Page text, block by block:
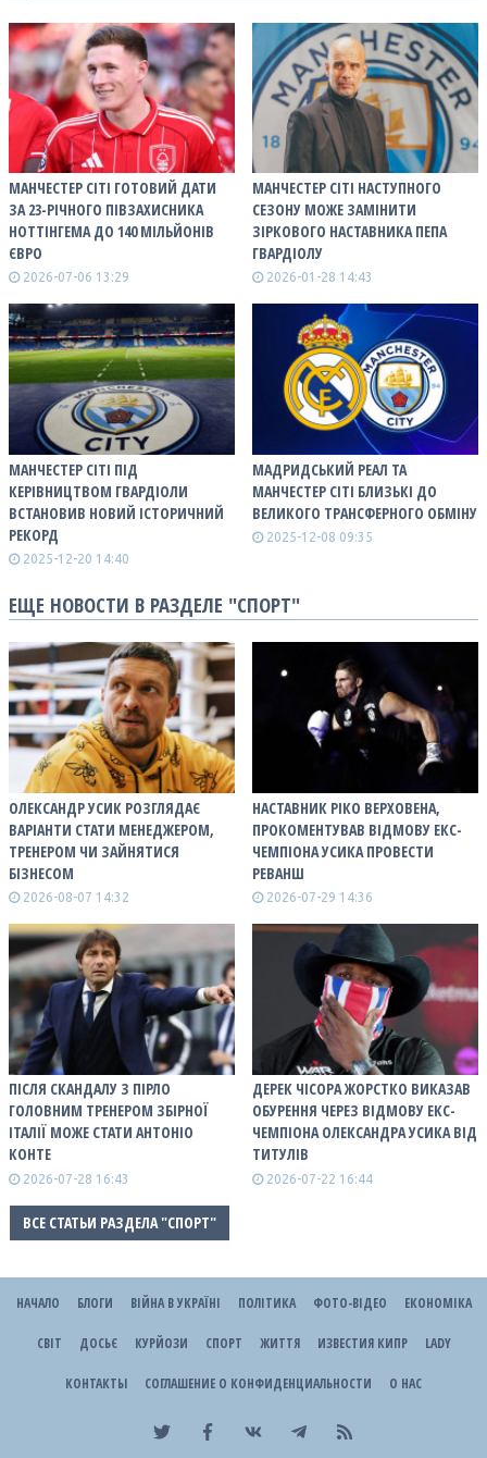
МАНЧЕСТЕР СІТІ ГОТОВИЙ ДАТИ
ЗА 23-РІЧНОГО ПІВЗАХИСНИКА
НОТТІНГЕМА ДО 140 МІЛЬЙОНІВ
ЄВРО
2026-07-06 13:29
МАНЧЕСТЕР СІТІ НАСТУПНОГО
СЕЗОНУ МОЖЕ ЗАМІНИТИ
ЗІРКОВОГО НАСТАВНИКА ПЕПА
ГВАРДІОЛУ
2026-01-28 14:43
МАНЧЕСТЕР СІТІ ПІД
КЕРІВНИЦТВОМ ГВАРДІОЛИ
ВСТАНОВИВ НОВИЙ ІСТОРИЧНИЙ
РЕКОРД
2025-12-20 14:40
МАДРИДСЬКИЙ РЕАЛ ТА
МАНЧЕСТЕР СІТІ БЛИЗЬКІ ДО
ВЕЛИКОГО ТРАНСФЕРНОГО ОБМІНУ
2025-12-08 09:35
ЕЩЕ НОВОСТИ В РАЗДЕЛЕ "СПОРТ"
ОЛЕКСАНДР УСИК РОЗГЛЯДАЄ
ВАРІАНТИ СТАТИ МЕНЕДЖЕРОМ,
ТРЕНЕРОМ ЧИ ЗАЙНЯТИСЯ
БІЗНЕСОМ
2026-08-07 14:32
НАСТАВНИК РІКО ВЕРХОВЕНА,
ПРОКОМЕНТУВАВ ВІДМОВУ ЕКС-
ЧЕМПІОНА УСИКА ПРОВЕСТИ
РЕВАНШ
2026-07-29 14:36
ПІСЛЯ СКАНДАЛУ З ПІРЛО
ГОЛОВНИМ ТРЕНЕРОМ ЗБІРНОЇ
ІТАЛІЇ МОЖЕ СТАТИ АНТОНІО
КОНТЕ
2026-07-28 16:43
ДЕРЕК ЧІСОРА ЖОРСТКО ВИКАЗАВ
ОБУРЕННЯ ЧЕРЕЗ ВІДМОВУ ЕКС-
ЧЕМПІОНА ОЛЕКСАНДРА УСИКА ВІД
ТИТУЛІВ
2026-07-22 16:44
ВСЕ СТАТЬИ РАЗДЕЛА "СПОРТ"
НАЧАЛО БЛОГИ ВІЙНА В УКРАЇНІ ПОЛІТИКА ФОТО-ВІДЕО ЕКОНОМІКА
СВІТ ДОСЬЄ КУРЙОЗИ СПОРТ ЖИТТЯ ИЗВЕСТИЯ КИПР LADY
КОНТАКТЫ СОГЛАШЕНИЕ О КОНФИДЕНЦИАЛЬНОСТИ О НАС